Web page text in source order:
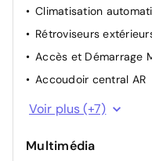
Climatisation
Rétroviseurs
Accès et Démarrage
Accoudoir central AR
Siège passager
Lève-vitres AR
Voir plus (+7)
Multimédia